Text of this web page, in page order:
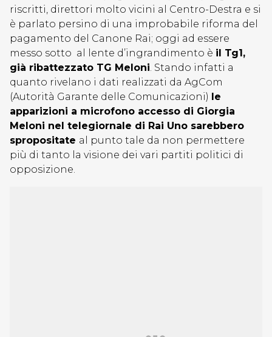
riscritti, direttori molto vicini al Centro-Destra e si
è parlato persino di una improbabile riforma del
pagamento del Canone Rai; oggi ad essere
messo sotto al lente d’ingrandimento è il Tg1,
già ribattezzato TG Meloni. Stando infatti a
quanto rivelano i dati realizzati da AgCom
(Autorità Garante delle Comunicazioni) le
apparizioni a microfono accesso di Giorgia
Meloni nel telegiornale di Rai Uno sarebbero
spropositate al punto tale da non permettere
più di tanto la visione dei vari partiti politici di
opposizione.